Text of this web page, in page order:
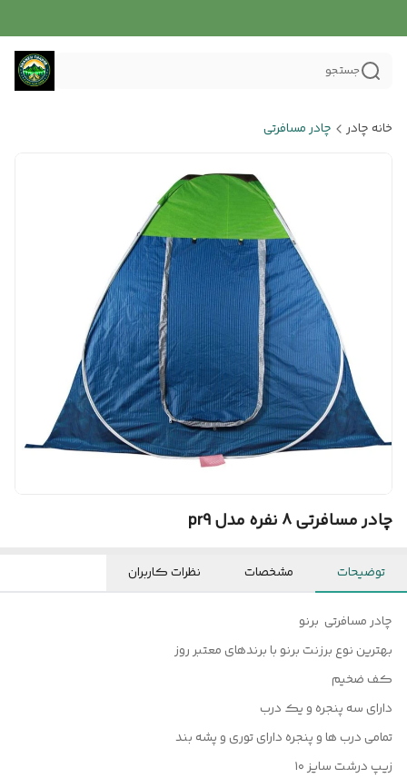
جستجو
خانه چادر چادر مسافرتی
چادر مسافرتی ۸ نفره مدل pr9
توضیحات مشخصات نظرات کاربران
چادر مسافرتی برنو
بهترین نوع برزنت برنو با برندهای معتبر روز
کف ضخیم
دارای سه پنجره و یک درب
تمامی درب ها و پنجره دارای توری و پشه بند
زیپ درشت سایز ۱۰